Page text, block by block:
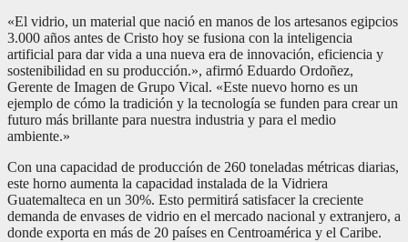
«El vidrio, un material que nació en manos de los artesanos egipcios
3.000 años antes de Cristo hoy se fusiona con la inteligencia
artificial para dar vida a una nueva era de innovación, eficiencia y
sostenibilidad en su producción.», afirmó Eduardo Ordoñez,
Gerente de Imagen de Grupo Vical. «Este nuevo horno es un
ejemplo de cómo la tradición y la tecnología se funden para crear un
futuro más brillante para nuestra industria y para el medio
ambiente.»
Con una capacidad de producción de 260 toneladas métricas diarias,
este horno aumenta la capacidad instalada de la Vidriera
Guatemalteca en un 30%. Esto permitirá satisfacer la creciente
demanda de envases de vidrio en el mercado nacional y extranjero, a
donde exporta en más de 20 países en Centroamérica y el Caribe.